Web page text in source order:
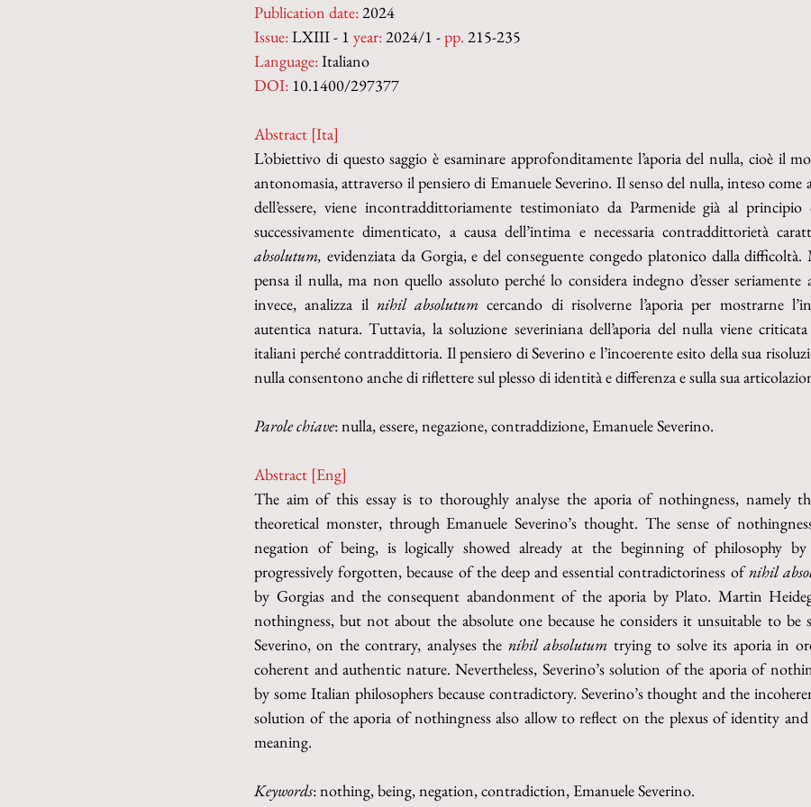
Publication date: 2024
Issue: LXIII - 1 year: 2024/1 - pp. 215-235
Language: Italiano
DOI: 10.1400/297377
Abstract [Ita]
L’obiettivo di questo saggio è esaminare approfonditamente l’aporia del nulla, cioè il
antonomasia, attraverso il pensiero di Emanuele Severino. Il senso del nulla, inteso come
dell’essere, viene incontraddittoriamente testimoniato da Parmenide già al
successivamente dimenticato, a causa dell’intima e necessaria contraddittorietà
absolutum, evidenziata da Gorgia, e del conseguente congedo platonico dalla
pensa il nulla, ma non quello assoluto perché lo considera indegno d’esser seriamente
invece, analizza il nihil absolutum cercando di risolverne l’aporia per mostrarne
autentica natura. Tuttavia, la soluzione severiniana dell’aporia del nulla viene
italiani perché contraddittoria. Il pensiero di Severino e l’incoerente esito della sua
nulla consentono anche di riflettere sul plesso di identità e differenza e sulla sua
Parole chiave: nulla, essere, negazione, contraddizione, Emanuele Severino.
Abstract [Eng]
The aim of this essay is to thoroughly analyse the aporia of nothingness, namely
theoretical monster, through Emanuele Severino’s thought. The sense of
negation of being, is logically showed already at the beginning of philosophy by
progressively forgotten, because of the deep and essential contradictoriness of nihil
by Gorgias and the consequent abandonment of the aporia by Plato. Martin
nothingness, but not about the absolute one because he considers it unsuitable to be
Severino, on the contrary, analyses the nihil absolutum trying to solve its aporia in
coherent and authentic nature. Nevertheless, Severino’s solution of the aporia of
by some Italian philosophers because contradictory. Severino’s thought and the
solution of the aporia of nothingness also allow to reflect on the plexus of identity
meaning.
Keywords: nothing, being, negation, contradiction, Emanuele Severino.